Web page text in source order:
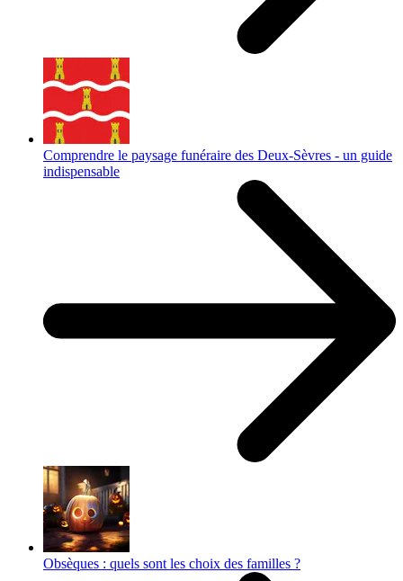
Comprendre le paysage funéraire des Deux-Sèvres - un guide
indispensable
Obsèques : quels sont les choix des familles ?